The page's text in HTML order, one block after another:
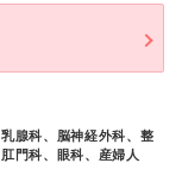
腺科、脳神経外科、整
門科、眼科、産婦人